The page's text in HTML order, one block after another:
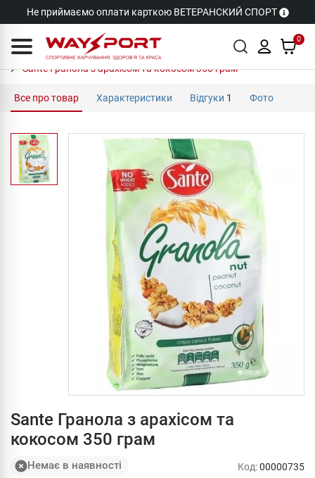
Не приймаємо оплати карткою ВЕТЕРАНСКИЙ СПОРТ
0
Sante Гранола з арахісом та кокосом 350 грам
Все про товар Характеристики Відгуки 1 Фото
Sante Гранола з арахісом та
кокосом 350 грам
Немає в наявності
Код:00000735